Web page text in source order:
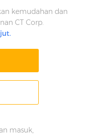
kemudahan dan
CT Corp.
masuk,